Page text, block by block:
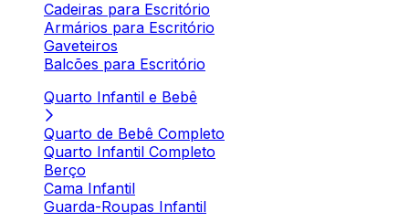
Cadeiras para Escritório
Armários para Escritório
Gaveteiros
Balcões para Escritório
Quarto Infantil e Bebê
Quarto de Bebê Completo
Quarto Infantil Completo
Berço
Cama Infantil
Guarda-Roupas Infantil